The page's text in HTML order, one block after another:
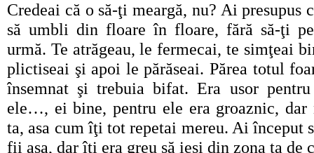
Credeai că o să-ţi meargă, nu? Ai presupus
să umbli din floare în floare, fără să-ţi
urmă. Te atrăgeau, le fermecai, te simţeai
plictiseai şi apoi le părăseai. Părea totul
însemnat şi trebuia bifat. Era usor
ele…, ei bine, pentru ele era groaznic, dar
ta, asa cum îţi tot repetai mereu. Ai început
fii aşa, dar îţi era greu să ieşi din zona ta de